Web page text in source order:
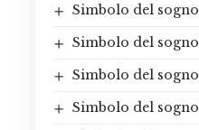
Simbolo del
Simbolo del
Simbolo del
Simbolo del